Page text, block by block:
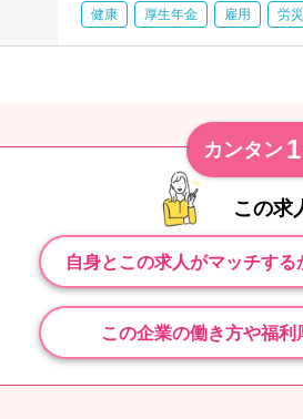
健康 厚生年金 雇用 労災
カンタン 1
この求
自身とこの求人がマッチする
この企業の働き方や福利